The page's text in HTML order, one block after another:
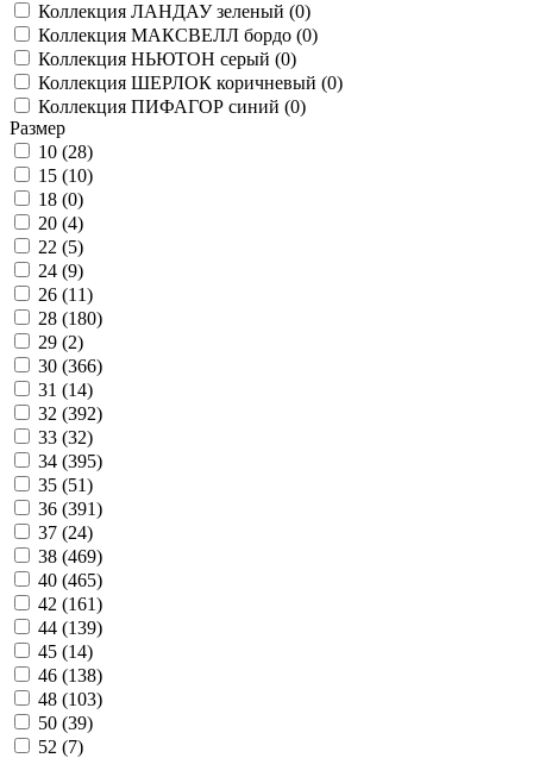
Коллекция ЛАНДАУ зеленый (0)
Коллекция МАКСВЕЛЛ бордо (0)
Коллекция НЬЮТОН серый (0)
Коллекция ШЕРЛОК коричневый (0)
Коллекция ПИФАГОР синий (0)
Размер
10 (28)
15 (10)
18 (0)
20 (4)
22 (5)
24 (9)
26 (11)
28 (180)
29 (2)
30 (366)
31 (14)
32 (392)
33 (32)
34 (395)
35 (51)
36 (391)
37 (24)
38 (469)
40 (465)
42 (161)
44 (139)
45 (14)
46 (138)
48 (103)
50 (39)
52 (7)